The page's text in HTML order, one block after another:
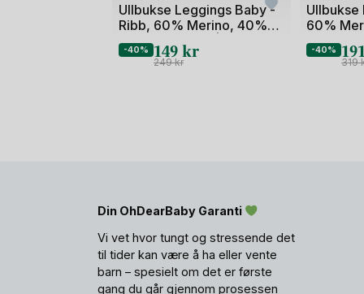
av
Ullbukse Leggings Baby -
Ribb, 60% Merino, 40%
TENCEL Modal | Nalu Rib
Wo/Mo Slim Legging
-40% 149kr
249kr
av
2
Ullbukse
60%
TENCEL
Wo/Mo
-40%
319
Din OhDearBaby Garanti
Vi vet hvor tungt og stressende det
til tider kan være å ha eller vente
barn – spesielt om det er første
gang du går gjennom prosessen